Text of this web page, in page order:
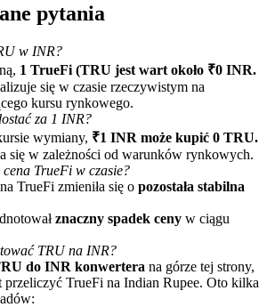
aby otrzymać nagrody pieniężne
pytania
w INR?
1 TrueFi (TRU jest wart około ₹0 INR.
się w czasie rzeczywistym na
kursu rynkowego.
za 1 INR?
wymiany, ₹1 INR może kupić 0 TRU.
się w zależności od warunków rynkowych.
cena TrueFi w czasie?
TrueFi zmieniła się o pozostała stabilna
znaczny spadek ceny w ciągu
TRU na INR?
do INR konwertera na górze tej strony,
przeliczyć TrueFi na Indian Rupee. Oto kilka